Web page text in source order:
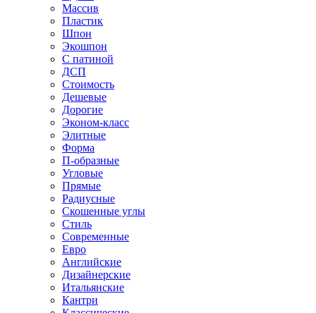
Массив
Пластик
Шпон
Экошпон
С патиной
ДСП
Стоимость
Дешевые
Дорогие
Эконом-класс
Элитные
Форма
П-образные
Угловые
Прямые
Радиусные
Скошенные углы
Стиль
Современные
Евро
Английские
Дизайнерские
Итальянские
Кантри